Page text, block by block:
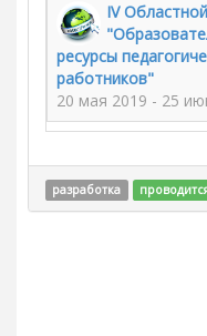
IV
ресурсы
работников"
20 мая 2019 - 25
разработка